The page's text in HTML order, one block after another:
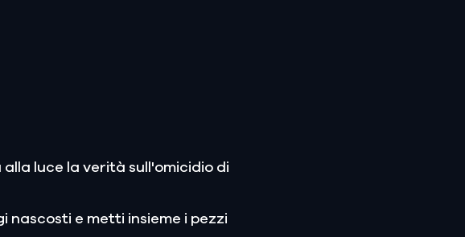
luce la verità sull'omicidio di
nascosti e metti insieme i pezzi